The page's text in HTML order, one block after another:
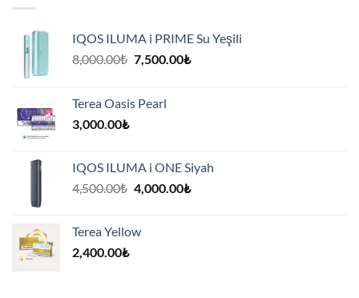
IQOS ILUMA i PRIME Su Yeşili
8,000.00₺ Orijinal
7,500.00₺Şu
Terea Oasis Pearl
3,000.00₺
IQOS ILUMA i ONE Siyah
4,500.00₺ Orijinal
4,000.00₺Şu
Terea Yellow
2,400.00₺